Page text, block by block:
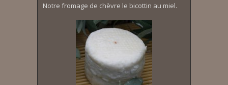
Notre fromage de chèvre le bicottin au miel.